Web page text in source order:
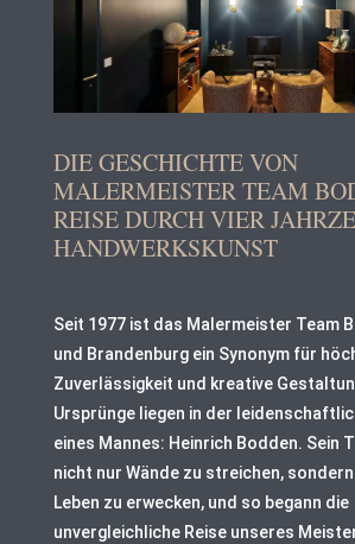
DIE GESCHICHTE VON
MALERMEISTER TEAM
REISE DURCH VIER
HANDWERKSKUNST
Seit 1977 ist das Malermeister Team
und Brandenburg ein Synonym für
Zuverlässigkeit und kreative
Ursprünge liegen in der
eines Mannes: Heinrich Bodden. Sein
nicht nur Wände zu streichen, sondern
Leben zu erwecken, und so begann die
unvergleichliche Reise unseres